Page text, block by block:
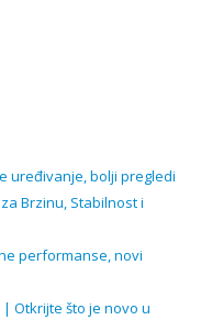
uređivanje, bolji pregledi
Brzinu, Stabilnost i
performanse, novi
Otkrijte što je novo u